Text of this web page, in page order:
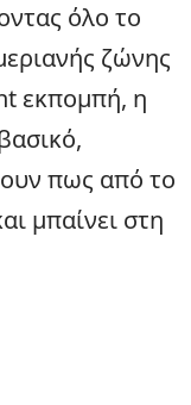
όλο το
ζώνης
εκπομπή, η
πως από το
μπαίνει στη